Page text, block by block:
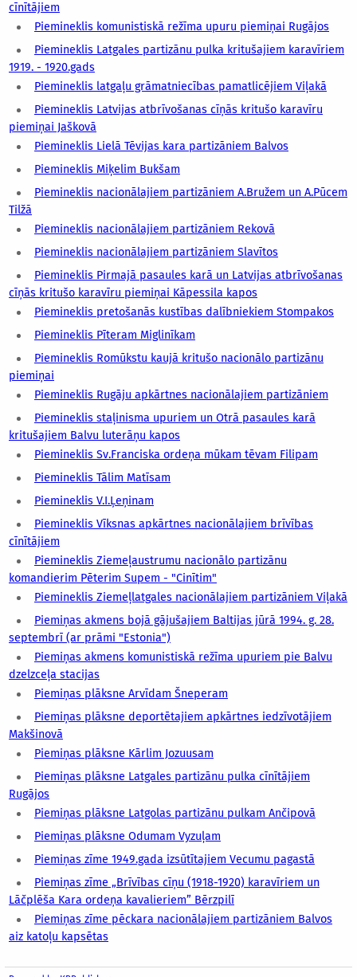
cīnītājiem
Piemineklis komunistiskā režīma upuru piemiņai Rugājos
Piemineklis Latgales partizānu pulka kritušajiem karavīriem
1919. - 1920.gads
Piemineklis latgaļu grāmatniecības pamatlicējiem Viļakā
Piemineklis Latvijas atbrīvošanas cīņās kritušo karavīru
piemiņai Jaškovā
Piemineklis Lielā Tēvijas kara partizāniem Balvos
Piemineklis Miķelim Bukšam
Piemineklis nacionālajiem partizāniem A.Bružem un A.Pūcem
Tilžā
Piemineklis nacionālajiem partizāniem Rekovā
Piemineklis nacionālajiem partizāniem Slavītos
Piemineklis Pirmajā pasaules karā un Latvijas atbrīvošanas
cīņās kritušo karavīru piemiņai Kāpessila kapos
Piemineklis pretošanās kustības dalībniekiem Stompakos
Piemineklis Pīteram Miglinīkam
Piemineklis Romūkstu kaujā kritušo nacionālo partizānu
piemiņai
Piemineklis Rugāju apkārtnes nacionālajiem partizāniem
Piemineklis staļinisma upuriem un Otrā pasaules karā
kritušajiem Balvu luterāņu kapos
Piemineklis Sv.Franciska ordeņa mūkam tēvam Filipam
Piemineklis Tālim Matīsam
Piemineklis V.I.Ļeņinam
Piemineklis Vīksnas apkārtnes nacionālajiem brīvības
cīnītājiem
Piemineklis Ziemeļaustrumu nacionālo partizānu
komandierim Pēterim Supem - "Cinītim"
Piemineklis Ziemeļlatgales nacionālajiem partizāniem Viļakā
Piemiņas akmens bojā gājušajiem Baltijas jūrā 1994. g. 28.
septembrī (ar prāmi "Estonia")
Piemiņas akmens komunistiskā režīma upuriem pie Balvu
dzelzceļa stacijas
Piemiņas plāksne Arvīdam Šneperam
Piemiņas plāksne deportētajiem apkārtnes iedzīvotājiem
Makšinovā
Piemiņas plāksne Kārlim Jozuusam
Piemiņas plāksne Latgales partizānu pulka cīnītājiem
Rugājos
Piemiņas plāksne Latgolas partizānu pulkam Ančipovā
Piemiņas plāksne Odumam Vyzuļam
Piemiņas zīme 1949.gada izsūtītajiem Vecumu pagastā
Piemiņas zīme „Brīvības cīņu (1918-1920) karavīriem un
Lāčplēša Kara ordeņa kavalieriem” Bērzpilī
Piemiņas zīme pēckara nacionālajiem partizāniem Balvos
aiz katoļu kapsētas